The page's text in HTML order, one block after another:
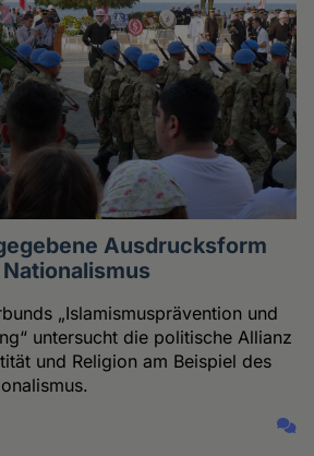
Ausdrucksform
„Islamismusprävention und
untersucht die politische Allianz
und Religion am Beispiel des